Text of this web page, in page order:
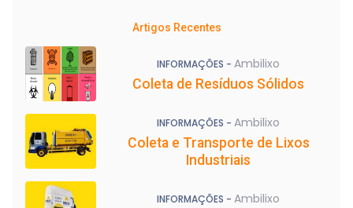
Artigos Recentes
INFORMAÇÕES - Ambilixo
Coleta de Resíduos Sólidos
INFORMAÇÕES - Ambilixo
Coleta e Transporte de Lixos
Industriais
INFORMAÇÕES - Ambilixo